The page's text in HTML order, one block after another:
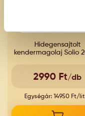
Hidegensajtolt
kendermagolaj Solio
2990 Ft/db
Egységár: 14950 Ft/